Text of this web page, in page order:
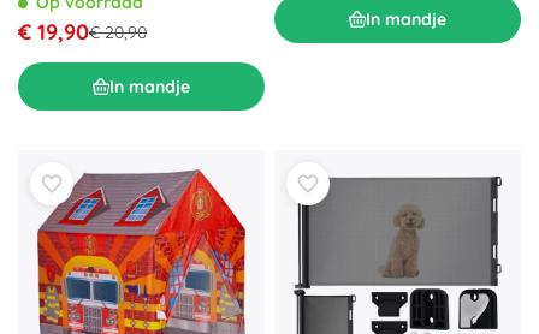
€ 19,90€ 20,90
In mandje
In mandje